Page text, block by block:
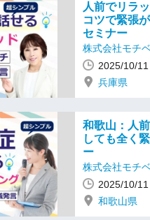
人前でリラ
コツで緊張
セミナー
株式会社モチ
2025/10/11
兵庫県
和歌山：人
しても全く
ー
株式会社モチ
2025/10/11
和歌山県